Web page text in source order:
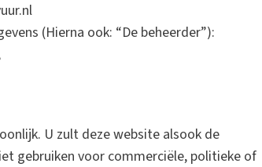
(Hierna ook: “De beheerder”):
U zult deze website alsook de
gebruiken voor commerciële, politieke of